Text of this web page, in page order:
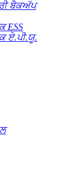
ਬੈਕਅੱਪ
ESS
ਏ.ਪੀ.ਯੂ.